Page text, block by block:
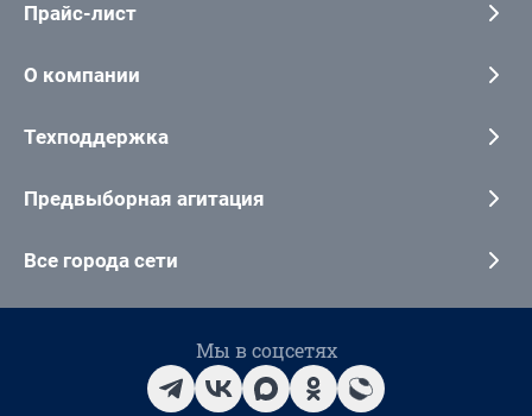
Прайс-лист
О компании
Техподдержка
Предвыборная агитация
Все города сети
Мы в соцсетях